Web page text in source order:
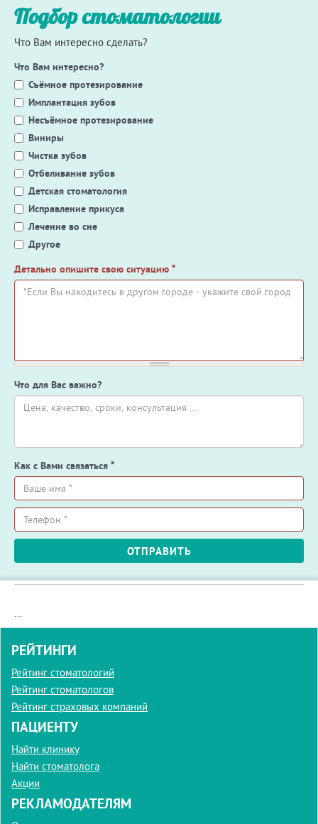
Подбор стоматологии
Что Вам интересно сделать?
Что Вам интересно?
Съёмное протезирование
Имплантация зубов
Несъёмное протезирование
Виниры
Чистка зубов
Отбеливание зубов
Детская стоматология
Исправление прикуса
Лечение во сне
Другое
Детально опишите свою ситуацию *
Что для Вас важно?
Как с Вами связаться *
Ваше
имя
*
Телефон
ОТПРАВИТЬ
...
РЕЙТИНГИ
Рейтинг стоматологий
Рейтинг стоматологов
Рейтинг страховых компаний
ПАЦИЕНТУ
Найти клинику
Найти стоматолога
Акции
РЕКЛАМОДАТЕЛЯМ